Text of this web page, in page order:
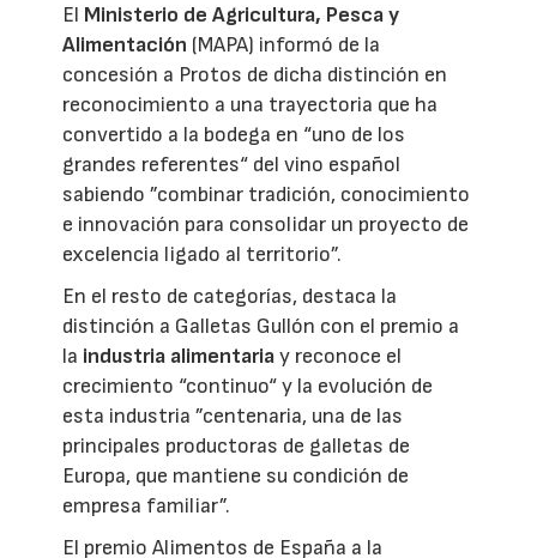
El Ministerio de Agricultura, Pesca y
Alimentación (MAPA) informó de la
concesión a Protos de dicha distinción en
reconocimiento a una trayectoria que ha
convertido a la bodega en “uno de los
grandes referentes“ del vino español
sabiendo ”combinar tradición, conocimiento
e innovación para consolidar un proyecto de
excelencia ligado al territorio”.
En el resto de categorías, destaca la
distinción a Galletas Gullón con el premio a
la industria alimentariay reconoce el
crecimiento “continuo“ y la evolución de
esta industria ”centenaria, una de las
principales productoras de galletas de
Europa, que mantiene su condición de
empresa familiar”.
El premio Alimentos de España a la